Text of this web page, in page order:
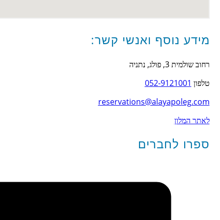
מידע נוסף ואנשי קשר:
רחוב שולמית 3, פולג, נתניה
טלפון 052-9121001
reservations@alayapoleg.com
לאתר המלון
ספרו לחברים